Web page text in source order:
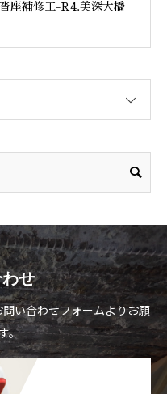
沓座補修工-R4.美深大橋
せ
い合わせフォームよりお願
。